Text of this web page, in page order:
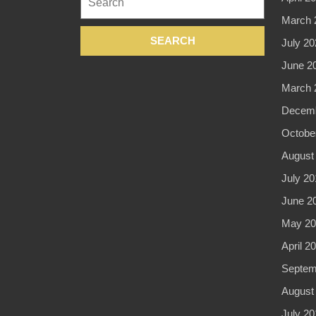
for:
March
July
June
March
August
July
June
May
April
August